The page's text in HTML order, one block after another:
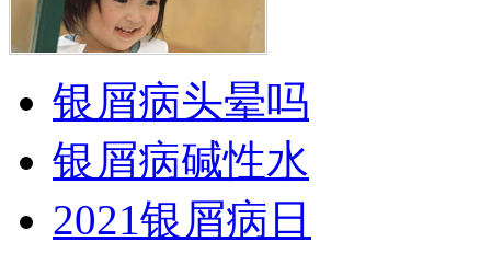
银屑病头晕吗
银屑病碱性水
2021银屑病日